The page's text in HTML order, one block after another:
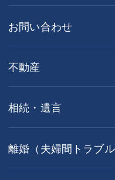
お問い合わせ
不動産
相続・遺言
離婚（夫婦間トラブル